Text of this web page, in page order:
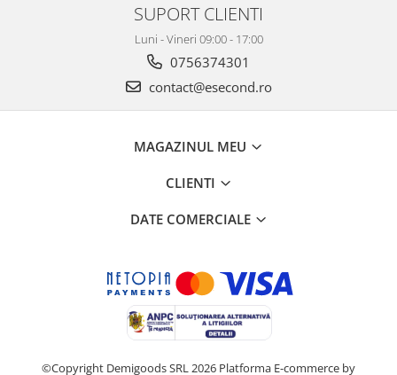
SUPORT CLIENTI
Luni - Vineri 09:00 - 17:00
0756374301
contact@esecond.ro
MAGAZINUL MEU
CLIENTI
DATE COMERCIALE
©Copyright Demigoods SRL 2026 Platforma E-commerce by